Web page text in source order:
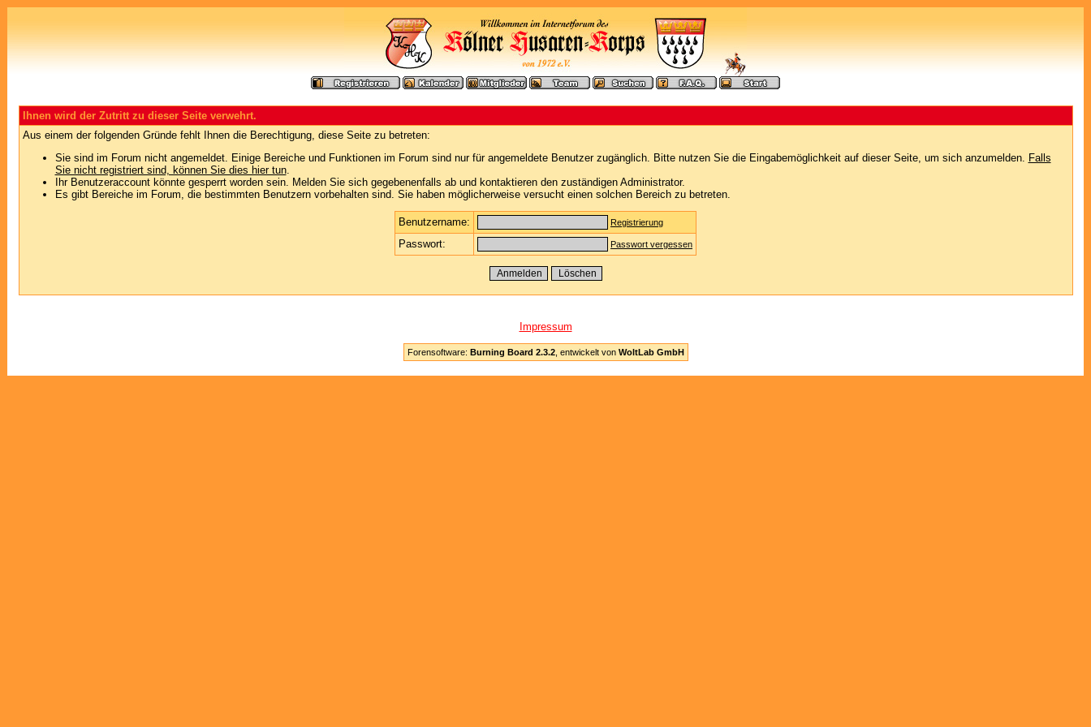
Ihnen wird der Zutritt zu dieser Seite verwehrt.
Aus einem der folgenden Gründe fehlt Ihnen die Berechtigung, diese Seite zu betreten:
Sie sind im Forum nicht angemeldet. Einige Bereiche und Funktionen im Forum sind nur für angemeldete Benutzer zugänglich. Bitte nutzen Sie die Eingabemöglichkeit auf dieser Seite, um sich anzumelden. Falls
Sie nicht registriert sind, können Sie dies hier tun.
Ihr Benutzeraccount könnte gesperrt worden sein. Melden Sie sich gegebenenfalls ab und kontaktieren den zuständigen Administrator.
Es gibt Bereiche im Forum, die bestimmten Benutzern vorbehalten sind. Sie haben möglicherweise versucht einen solchen Bereich zu betreten.
Benutzername: Registrierung
Passwort: Passwort vergessen
Impressum
Forensoftware: Burning Board 2.3.2, entwickelt von WoltLab GmbH